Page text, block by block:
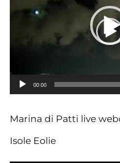
00:00
Marina di Patti live
Isole Eolie